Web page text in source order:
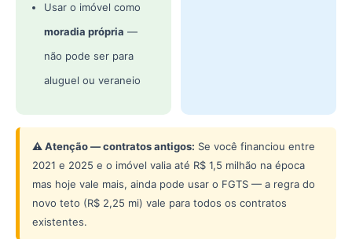
Usar o imóvel como
moradia própria —
não pode ser para
aluguel ou veraneio
⚠️ Atenção — contratos antigos: Se você financiou entre
2021 e 2025 e o imóvel valia até R$ 1,5 milhão na época
mas hoje vale mais, ainda pode usar o FGTS — a regra do
novo teto (R$ 2,25 mi) vale para todos os contratos
existentes.